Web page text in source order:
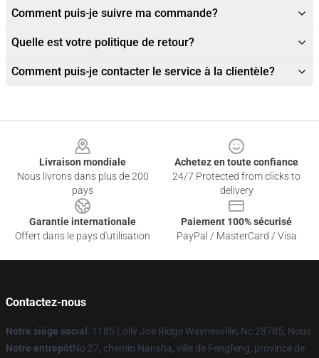
Comment puis-je suivre ma commande?
Quelle est votre politique de retour?
Comment puis-je contacter le service à la clientèle?
Livraison mondiale
Nous livrons dans plus de 200
pays
Achetez en toute confiance
24/7 Protected from clicks to
delivery
Garantie internationale
Offert dans le pays d'utilisation
Paiement 100% sécurisé
PayPal / MasterCard / Visa
Contactez-nous
Notre siège social : 1185 Lolly Joe Ridge Waynesville, Nc 28785, Nous
Notre entrepôtNo 27, chemin Nansha, ville de Fengfeng, province de